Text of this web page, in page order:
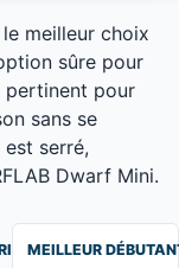
meilleur choix
sûre pour
pertinent pour
sans se
serré,
Dwarf Mini.
MEILLEUR